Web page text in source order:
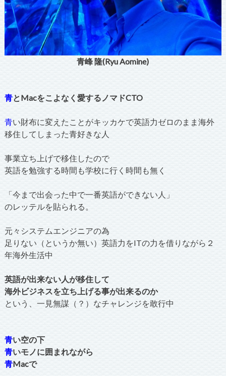
青峰 隆(Ryu Aomine)
青とMacをこよなく愛するノマドCTO
青い財布に変えたことがキッカケで英語力ゼロのまま海外
移住してしまった青好きな人
事業立ち上げで移住したので
英語を勉強する時間も学校に行く時間も無く
「今まで出会った中で一番英語ができない人」
のレッテルを貼られる。
元々システムエンジニアの為
足りない（というか無い）英語力をITの力を借りながら２
年海外生活中
英語が出来ない人が移住して
海外ビジネスを立ち上げる事が出来るのか
という、一見無謀（？）なチャレンジを敢行中
青い空の下
青いモノに囲まれながら
青Macで